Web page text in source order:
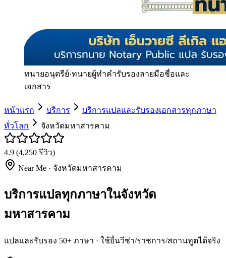
ทนายอนุตรีย์·ทนายผู้ทำคำรับรองลายมือชื่อและ
เอกสาร
หน้าแรก บริการ
บริการแปลและรับรองเอกสารทุกภาษา
ทั่วโลก
จังหวัดมหาสารคาม
4.9 (4,250 รีวิว)
Near Me · จังหวัดมหาสารคาม
บริการแปลทุกภาษาในจังหวัด
มหาสารคาม
แปลและรับรอง 50+ ภาษา · ใช้ยื่นวีซ่า/ราชการ/สถานทูตได้จริง